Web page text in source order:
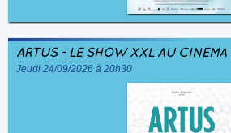
ARTUS - LE SHOW XXL AU CINÉMA
Jeudi 24/09/2026 à 20h30